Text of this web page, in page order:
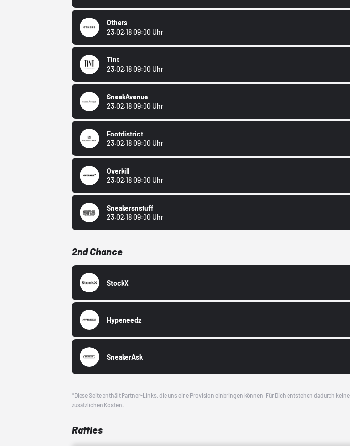
Others
23.02.18 09:00 Uhr
Tint
23.02.18 09:00 Uhr
SneakAvenue
23.02.18 09:00 Uhr
Footdistrict
23.02.18 09:00 Uhr
Overkill
23.02.18 09:00 Uhr
Sneakersnstuff
23.02.18 09:00 Uhr
2nd Chance
StockX
Hypeneedz
SneakerAsk
*Diese Seite enthält Partner-Links, die uns eine Provision einbringen können. Für Dich entstehen dadurch keine
zusätzlichen Kosten.
Raffles